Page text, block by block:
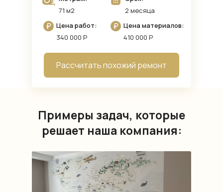
Рассчитать похожий ремонт
71 м2
Цена работ:
2 месяца
Цена материалов:
340 000 Р
410 000 Р
Примеры задач, которые
решает наша компания: